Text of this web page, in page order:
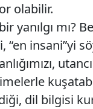
olabilir.
yanılgı mı?
“en insani”yi
dil bilgisi